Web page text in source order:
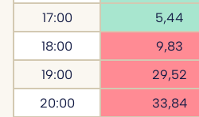
17:00
5,44
18:00
9,83
19:00
29,52
20:00
33,84